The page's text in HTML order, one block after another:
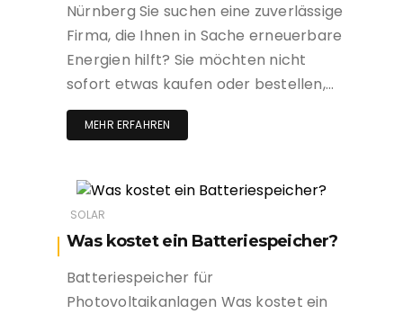
Nürnberg Sie suchen eine zuverlässige
Firma, die Ihnen in Sache erneuerbare
Energien hilft? Sie möchten nicht
sofort etwas kaufen oder bestellen,…
MEHR ERFAHREN
SOLAR
Was kostet ein Batteriespeicher?
Batteriespeicher für
Photovoltaikanlagen Was kostet ein